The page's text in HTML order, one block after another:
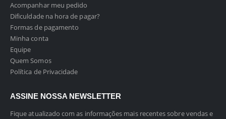
Acompanhar meu pedido
Dificuldade na hora de pagar?
Formas de pagamento
Minha conta
Equipe
Quem Somos
Política de Privacidade
ASSINE NOSSA NEWSLETTER
Fique atualizado com as informações mais recentes sobre vendas e